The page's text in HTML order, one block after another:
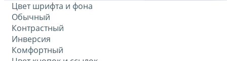
Цвет шрифта и фона
Обычный
Контрастный
Инверсия
Комфортный